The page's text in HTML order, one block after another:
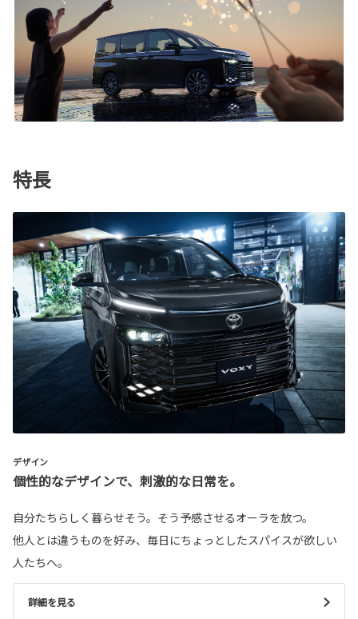
特長
デザイン
個性的なデザインで、刺激的な日常を。
自分たちらしく暮らせそう。そう予感させるオーラを放つ。
他人とは違うものを好み、毎日にちょっとしたスパイスが欲しい
人たちへ。
詳細を見る